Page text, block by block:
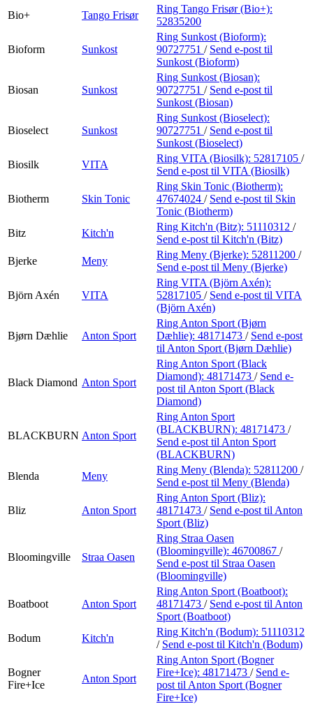
Bio+
Tango Frisør
Ring Tango Frisør (Bio+):
52835200
Bioform Sunkost
Ring Sunkost (Bioform):
90727751 / Send e-post til
Sunkost (Bioform)
Biosan Sunkost
Ring Sunkost (Biosan):
90727751 / Send e-post til
Sunkost (Biosan)
Bioselect Sunkost
Ring Sunkost (Bioselect):
90727751 / Send e-post til
Sunkost (Bioselect)
Biosilk
VITA
Ring VITA (Biosilk): 52817105 /
Send e-post til VITA (Biosilk)
Biotherm Skin Tonic
Ring Skin Tonic (Biotherm):
47674024 / Send e-post til Skin
Tonic (Biotherm)
Bitz
Kitch'n
Ring Kitch'n (Bitz): 51110312 /
Send e-post til Kitch'n (Bitz)
Bjerke
Meny
Ring Meny (Bjerke): 52811200 /
Send e-post til Meny (Bjerke)
Björn Axén VITA
Ring VITA (Björn Axén):
52817105 / Send e-post til VITA
(Björn Axén)
Bjørn Dæhlie Anton Sport
Ring Anton Sport (Bjørn
Dæhlie): 48171473 / Send e-post
til Anton Sport (Bjørn Dæhlie)
Black Diamond Anton Sport
Ring Anton Sport (Black
Diamond): 48171473 / Send e-
post til Anton Sport (Black
Diamond)
BLACKBURN Anton Sport
Ring Anton Sport
(BLACKBURN): 48171473 /
Send e-post til Anton Sport
(BLACKBURN)
Blenda
Meny
Ring Meny (Blenda): 52811200 /
Send e-post til Meny (Blenda)
Bliz Anton Sport
Ring Anton Sport (Bliz):
48171473 / Send e-post til Anton
Sport (Bliz)
Bloomingville Straa Oasen
Ring Straa Oasen
(Bloomingville): 46700867 /
Send e-post til Straa Oasen
(Bloomingville)
Boatboot Anton Sport
Ring Anton Sport (Boatboot):
48171473 / Send e-post til Anton
Sport (Boatboot)
Bodum
Kitch'n
Ring Kitch'n (Bodum): 51110312
/ Send e-post til Kitch'n (Bodum)
Bogner
Fire+Ice
Anton Sport
Ring Anton Sport (Bogner
Fire+Ice): 48171473 / Send e-
post til Anton Sport (Bogner
Fire+Ice)